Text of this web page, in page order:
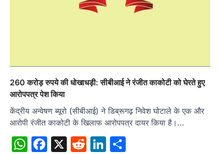
260 करोड़ रुपये की धोखाधड़ी: सीबीआई ने रंजीत काकोटी को घेरते हुए
आरोपपत्र पेश किया
केंद्रीय अन्वेषण ब्यूरो (सीबीआई) ने डिब्रूगढ़ निवेश घोटाले के एक और
आरोपी रंजीत काकोटी के खिलाफ आरोपपत्र दायर किया है।…
WhatsApp
Facebook
X RedditLinkedIn